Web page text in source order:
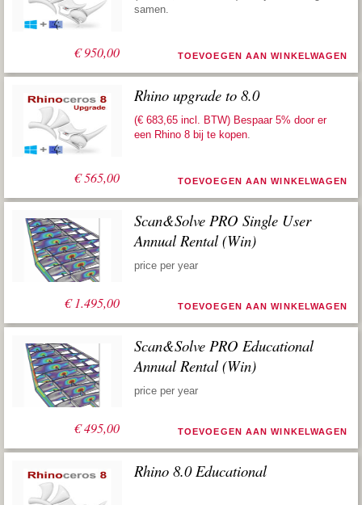
€950,00
samen.
TOEVOEGEN AAN WINKELWAGEN
€565,00
Rhino upgrade to 8.0
(€ 683,65 incl. BTW) Bespaar 5% door er
een Rhino 8 bij te kopen.
TOEVOEGEN AAN WINKELWAGEN
€1.495,00
Scan&Solve PRO Single User
Annual Rental (Win)
price per year
TOEVOEGEN AAN WINKELWAGEN
€495,00
Scan&Solve PRO Educational
Annual Rental (Win)
price per year
TOEVOEGEN AAN WINKELWAGEN
Rhino 8.0 Educational